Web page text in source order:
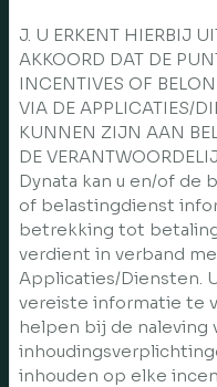
J. U ERKENT HIERBIJ
AKKOORD DAT DE
INCENTIVES OF
VIA DE APPLICATIES/
KUNNEN ZIJN AAN
DE
Dynata kan u en/of de
of belastingdienst
betrekking tot
verdient in verband
Applicaties/Diensten.
vereiste informatie te
helpen bij de naleving
inhouden op elke